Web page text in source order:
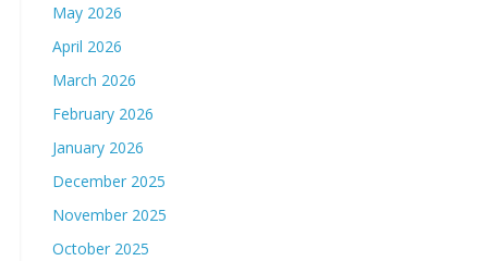
May 2026
April 2026
March 2026
February 2026
January 2026
December 2025
November 2025
October 2025